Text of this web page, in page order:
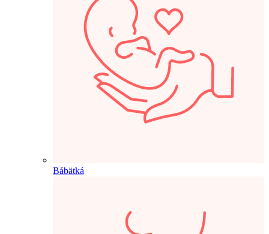
Bábätká